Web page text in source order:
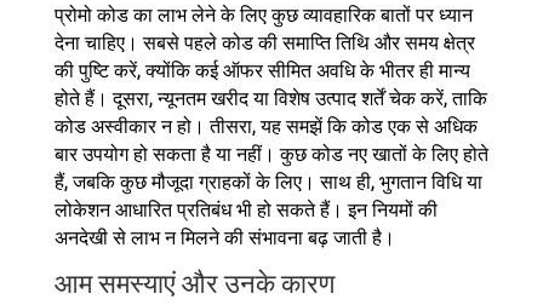
प्रोमो कोड का लाभ लेने के लिए कुछ व्यावहारिक बातों पर ध्यान
देना चाहिए। सबसे पहले कोड की समाप्ति तिथि और समय क्षेत्र
की पुष्टि करें, क्योंकि कई ऑफर सीमित अवधि के भीतर ही मान्य
होते हैं। दूसरा, न्यूनतम खरीद या विशेष उत्पाद शर्तें चेक करें, ताकि
कोड अस्वीकार न हो। तीसरा, यह समझें कि कोड एक से अधिक
बार उपयोग हो सकता है या नहीं। कुछ कोड नए खातों के लिए होते
हैं, जबकि कुछ मौजूदा ग्राहकों के लिए। साथ ही, भुगतान विधि या
लोकेशन आधारित प्रतिबंध भी हो सकते हैं। इन नियमों की
अनदेखी से लाभ न मिलने की संभावना बढ़ जाती है।
आम समस्याएं और उनके कारण